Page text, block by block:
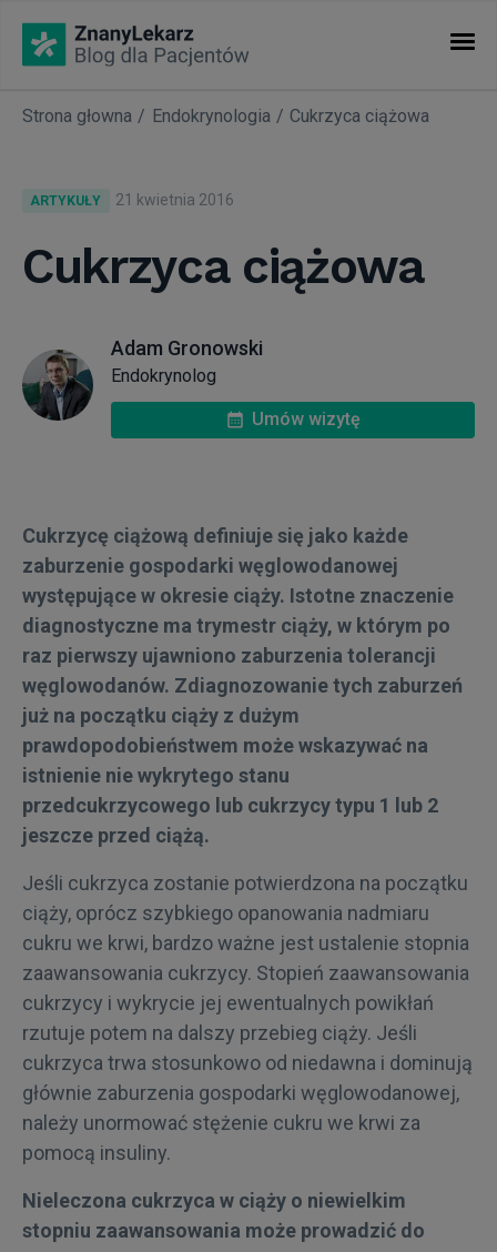
KATEGORIE
Nasze akcje
Okiem eksperta
Kalkulator BMI
Specializacje
Strona głowna Endokrynologia Cukrzyca ciążowa
ARTYKUŁY 21 kwietnia 2016
Cukrzyca ciążowa
Adam Gronowski
Endokrynolog
Umów wizytę
Cukrzycę ciążową definiuje się jako każde
zaburzenie gospodarki węglowodanowej
występujące w okresie ciąży. Istotne znaczenie
diagnostyczne ma trymestr ciąży, w którym po
raz pierwszy ujawniono zaburzenia tolerancji
węglowodanów. Zdiagnozowanie tych zaburzeń
już na początku ciąży z dużym
prawdopodobieństwem może wskazywać na
istnienie nie wykrytego stanu
przedcukrzycowego lub cukrzycy typu 1 lub 2
jeszcze przed ciążą.
Jeśli cukrzyca zostanie potwierdzona na początku
ciąży, oprócz szybkiego opanowania nadmiaru
cukru we krwi, bardzo ważne jest ustalenie stopnia
zaawansowania cukrzycy. Stopień zaawansowania
cukrzycy i wykrycie jej ewentualnych powikłań
rzutuje potem na dalszy przebieg ciąży. Jeśli
cukrzyca trwa stosunkowo od niedawna i dominują
głównie zaburzenia gospodarki węglowodanowej,
należy unormować stężenie cukru we krwi za
pomocą insuliny.
Nieleczona cukrzyca w ciąży o niewielkim
stopniu zaawansowania może prowadzić do